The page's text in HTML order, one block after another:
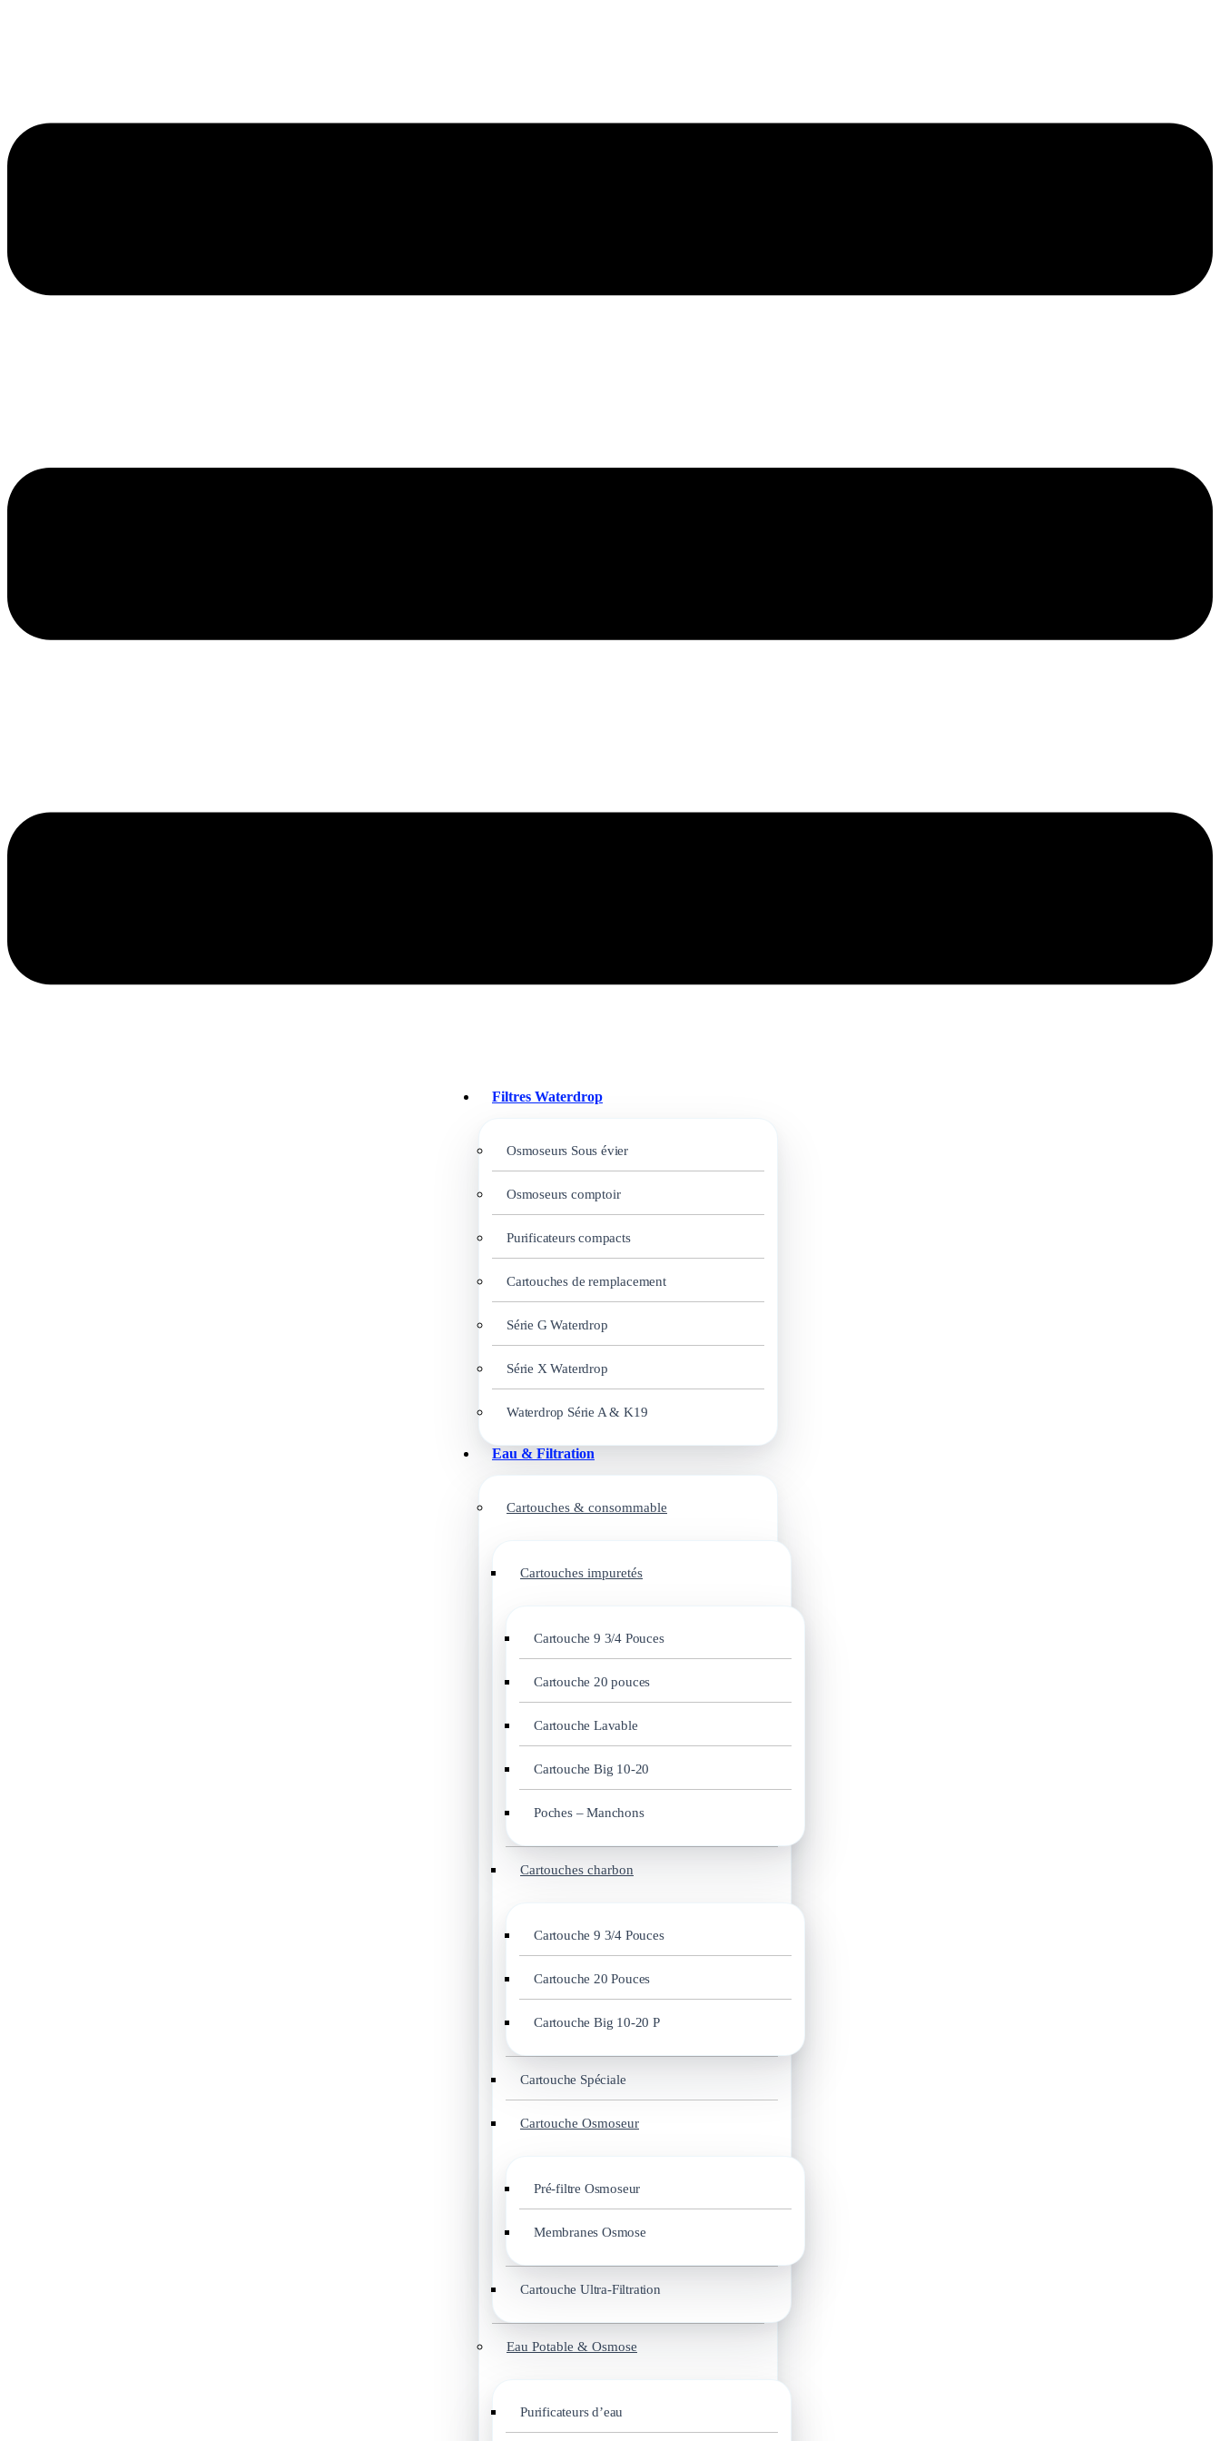
Filtres Waterdrop
Osmoseurs Sous évier
Osmoseurs comptoir
Purificateurs compacts
Cartouches de remplacement
Série G Waterdrop
Série X Waterdrop
Waterdrop Série A & K19
Eau & Filtration
Cartouches & consommable
Cartouches impuretés
Cartouche 9 3/4 Pouces
Cartouche 20 pouces
Cartouche Lavable
Cartouche Big 10-20
Poches – Manchons
Cartouches charbon
Cartouche 9 3/4 Pouces
Cartouche 20 Pouces
Cartouche Big 10-20 P
Cartouche Spéciale
Cartouche Osmoseur
Pré-filtre Osmoseur
Membranes Osmose
Cartouche Ultra-Filtration
Eau Potable & Osmose
Purificateurs d’eau